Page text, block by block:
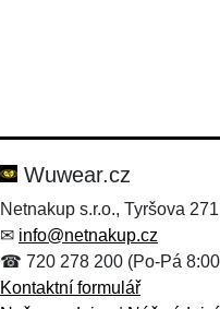
Wuwear.cz
Netnakup s.r.o., Tyršova
✉ info@netnakup.cz
☎ 720 278 200 (Po-Pá
Kontaktní formulář